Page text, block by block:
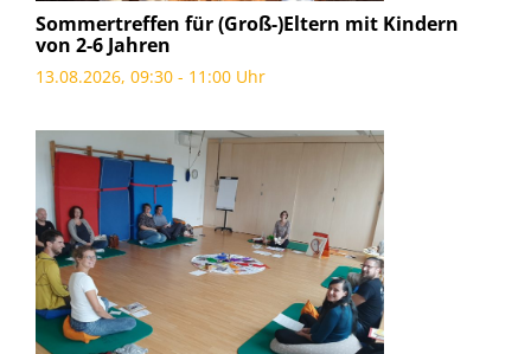
Sommertreffen für (Groß-)Eltern mit Kindern
von 2-6 Jahren
13.08.2026, 09:30 - 11:00 Uhr